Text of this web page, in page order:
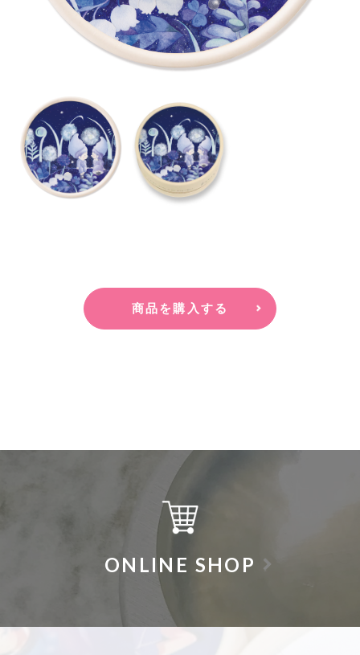
商品を購入する
ONLINE SHOP